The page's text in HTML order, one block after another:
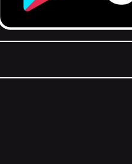
it on Google Play.